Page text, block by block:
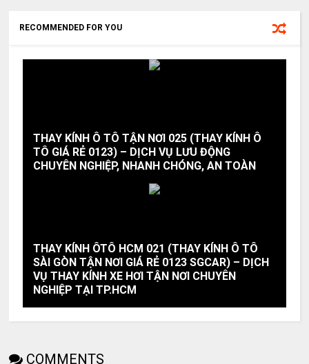
RECOMMENDED FOR YOU
THAY KÍNH Ô TÔ TẬN NƠI 025 (THAY KÍNH Ô
TÔ GIÁ RẺ 0123) – DỊCH VỤ LƯU ĐỘNG
CHUYÊN NGHIỆP, NHANH CHÓNG, AN TOÀN
THAY KÍNH ÔTÔ HCM 021 (THAY KÍNH Ô TÔ
SÀI GÒN TẬN NƠI GIÁ RẺ 0123 SGCAR) – DỊCH
VỤ THAY KÍNH XE HƠI TẬN NƠI CHUYÊN
NGHIỆP TẠI TP.HCM
COMMENTS